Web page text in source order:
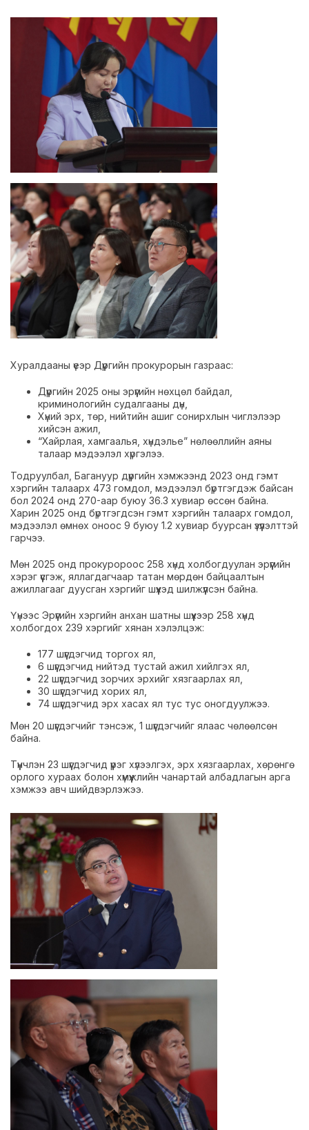
Хуралдааны үеэр Дүүргийн прокурорын газраас:
Дүүргийн 2025 оны эрүүгийн нөхцөл байдал,
криминологийн судалгааны дүн,
Хүний эрх, төр, нийтийн ашиг сонирхлын чиглэлээр
хийсэн ажил,
“Хайрлая, хамгаалья, хүндэлье” нөлөөллийн аяны
талаар мэдээлэл хүргэлээ.
Тодруулбал, Багануур дүүргийн хэмжээнд 2023 онд гэмт
хэргийн талаарх 473 гомдол, мэдээлэл бүртгэгдэж байсан
бол 2024 онд 270-аар буюу 36.3 хувиар өссөн байна.
Харин 2025 онд бүртгэгдсэн гэмт хэргийн талаарх гомдол,
мэдээлэл өмнөх оноос 9 буюу 1.2 хувиар буурсан үзүүлэлттэй
гарчээ.
Мөн 2025 онд прокуророос 258 хүнд холбогдуулан эрүүгийн
хэрэг үүсгэж, яллагдагчаар татан мөрдөн байцаалтын
ажиллагааг дуусган хэргийг шүүхэд шилжүүлсэн байна.
Үүнээс Эрүүгийн хэргийн анхан шатны шүүхээр 258 хүнд
холбогдох 239 хэргийг хянан хэлэлцэж:
177 шүүгдэгчид торгох ял,
6 шүүгдэгчид нийтэд тустай ажил хийлгэх ял,
22 шүүгдэгчид зорчих эрхийг хязгаарлах ял,
30 шүүгдэгчид хорих ял,
74 шүүгдэгчид эрх хасах ял тус тус оногдуулжээ.
Мөн 20 шүүгдэгчийг тэнсэж, 1 шүүгдэгчийг ялаас чөлөөлсөн
байна.
Түүнчлэн 23 шүүгдэгчид үүрэг хүлээлгэх, эрх хязгаарлах, хөрөнгө
орлого хураах болон хүмүүжлийн чанартай албадлагын арга
хэмжээ авч шийдвэрлэжээ.